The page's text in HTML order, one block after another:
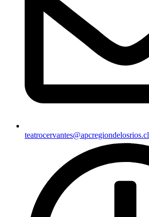
teatrocervantes@apcregiondelosrios.cl